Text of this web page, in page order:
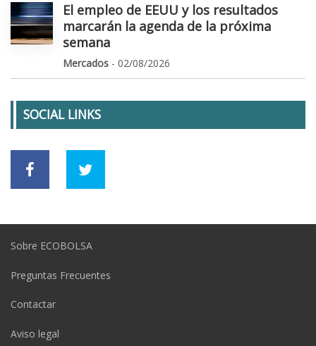
El empleo de EEUU y los resultados
marcarán la agenda de la próxima
semana
Mercados - 02/08/2026
SOCIAL LINKS
Sobre ECOBOLSA
Preguntas Frecuentes
Contactar
Aviso legal